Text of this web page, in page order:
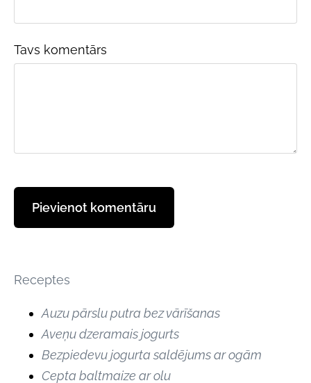
Receptes
Auzu pārslu putra bez vārīšanas
Aveņu dzeramais jogurts
Bezpiedevu jogurta saldējums ar ogām
Cepta baltmaize ar olu
Tavs komentārs